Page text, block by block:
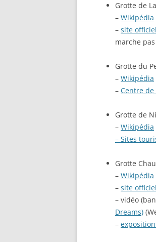
Grotte de
– Wikipédia
– site officiel
marche
Grotte du
– Wikipédia
– Centre
Grotte de
– Wikipédia
– Sites
Grotte
– Wikipédia
– site officiel
– vidéo
Dreams)
–